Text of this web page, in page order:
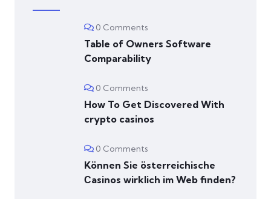
0 Comments
Table of Owners Software
Comparability
0 Comments
How To Get Discovered With
crypto casinos
0 Comments
Können Sie österreichische
Сasinos wirklich im Web finden?